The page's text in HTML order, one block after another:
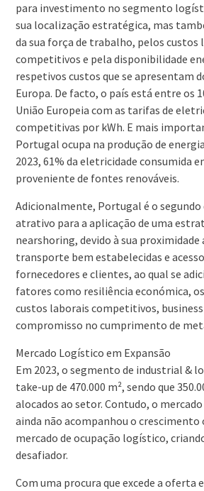
para investimento no segmento
sua localização estratégica, mas
da sua força de trabalho, pelos
competitivos e pela disponibilidade
respetivos custos que se apresentam
Europa. De facto, o país está entre os
União Europeia com as tarifas de
competitivas por kWh. E mais
Portugal ocupa na produção de
2023, 61% da eletricidade consumida
proveniente de fontes renováveis.
Adicionalmente, Portugal é o
atrativo para a aplicação de uma
nearshoring, devido à sua proximidade
transporte bem estabelecidas e
fornecedores e clientes, ao qual se
fatores como resiliência económica,
custos laborais competitivos,
compromisso no cumprimento de
Mercado Logístico em Expansão
Em 2023, o segmento de industrial &
take-up de 470.000 m², sendo que
alocados ao setor. Contudo, o
ainda não acompanhou o crescimento
mercado de ocupação logístico,
desafiador.
Com uma procura que excede a oferta